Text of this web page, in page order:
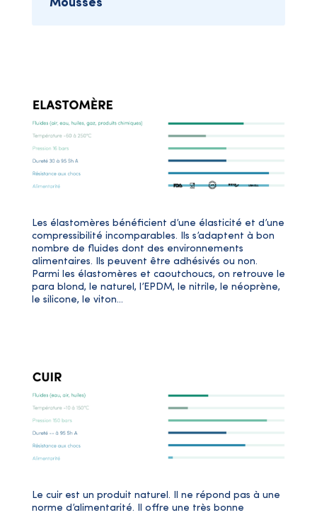
Mousses
Les élastomères bénéficient d’une élasticité et d’une
compressibilité incomparables. Ils s’adaptent à bon
nombre de fluides dont des environnements
alimentaires. Ils peuvent être adhésivés ou non.
Parmi les élastomères et caoutchoucs, on retrouve le
para blond, le naturel, l’EPDM, le nitrile, le néoprène,
le silicone, le viton…
Le cuir est un produit naturel. Il ne répond pas à une
norme d’alimentarité. Il offre une très bonne